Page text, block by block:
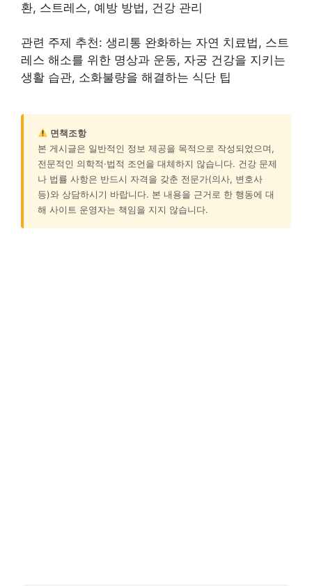
환, 스트레스, 예방 방법, 건강 관리
관련 주제 추천: 생리통 완화하는 자연 치료법, 스트
레스 해소를 위한 명상과 운동, 자궁 건강을 지키는
생활 습관, 소화불량을 해결하는 식단 팁
면책조항
본 게시글은 일반적인 정보 제공을 목적으로 작성되었으며,
전문적인 의학적·법적 조언을 대체하지 않습니다. 건강 문제
나 법률 사항은 반드시 자격을 갖춘 전문가(의사, 변호사
등)와 상담하시기 바랍니다. 본 내용을 근거로 한 행동에 대
해 사이트 운영자는 책임을 지지 않습니다.